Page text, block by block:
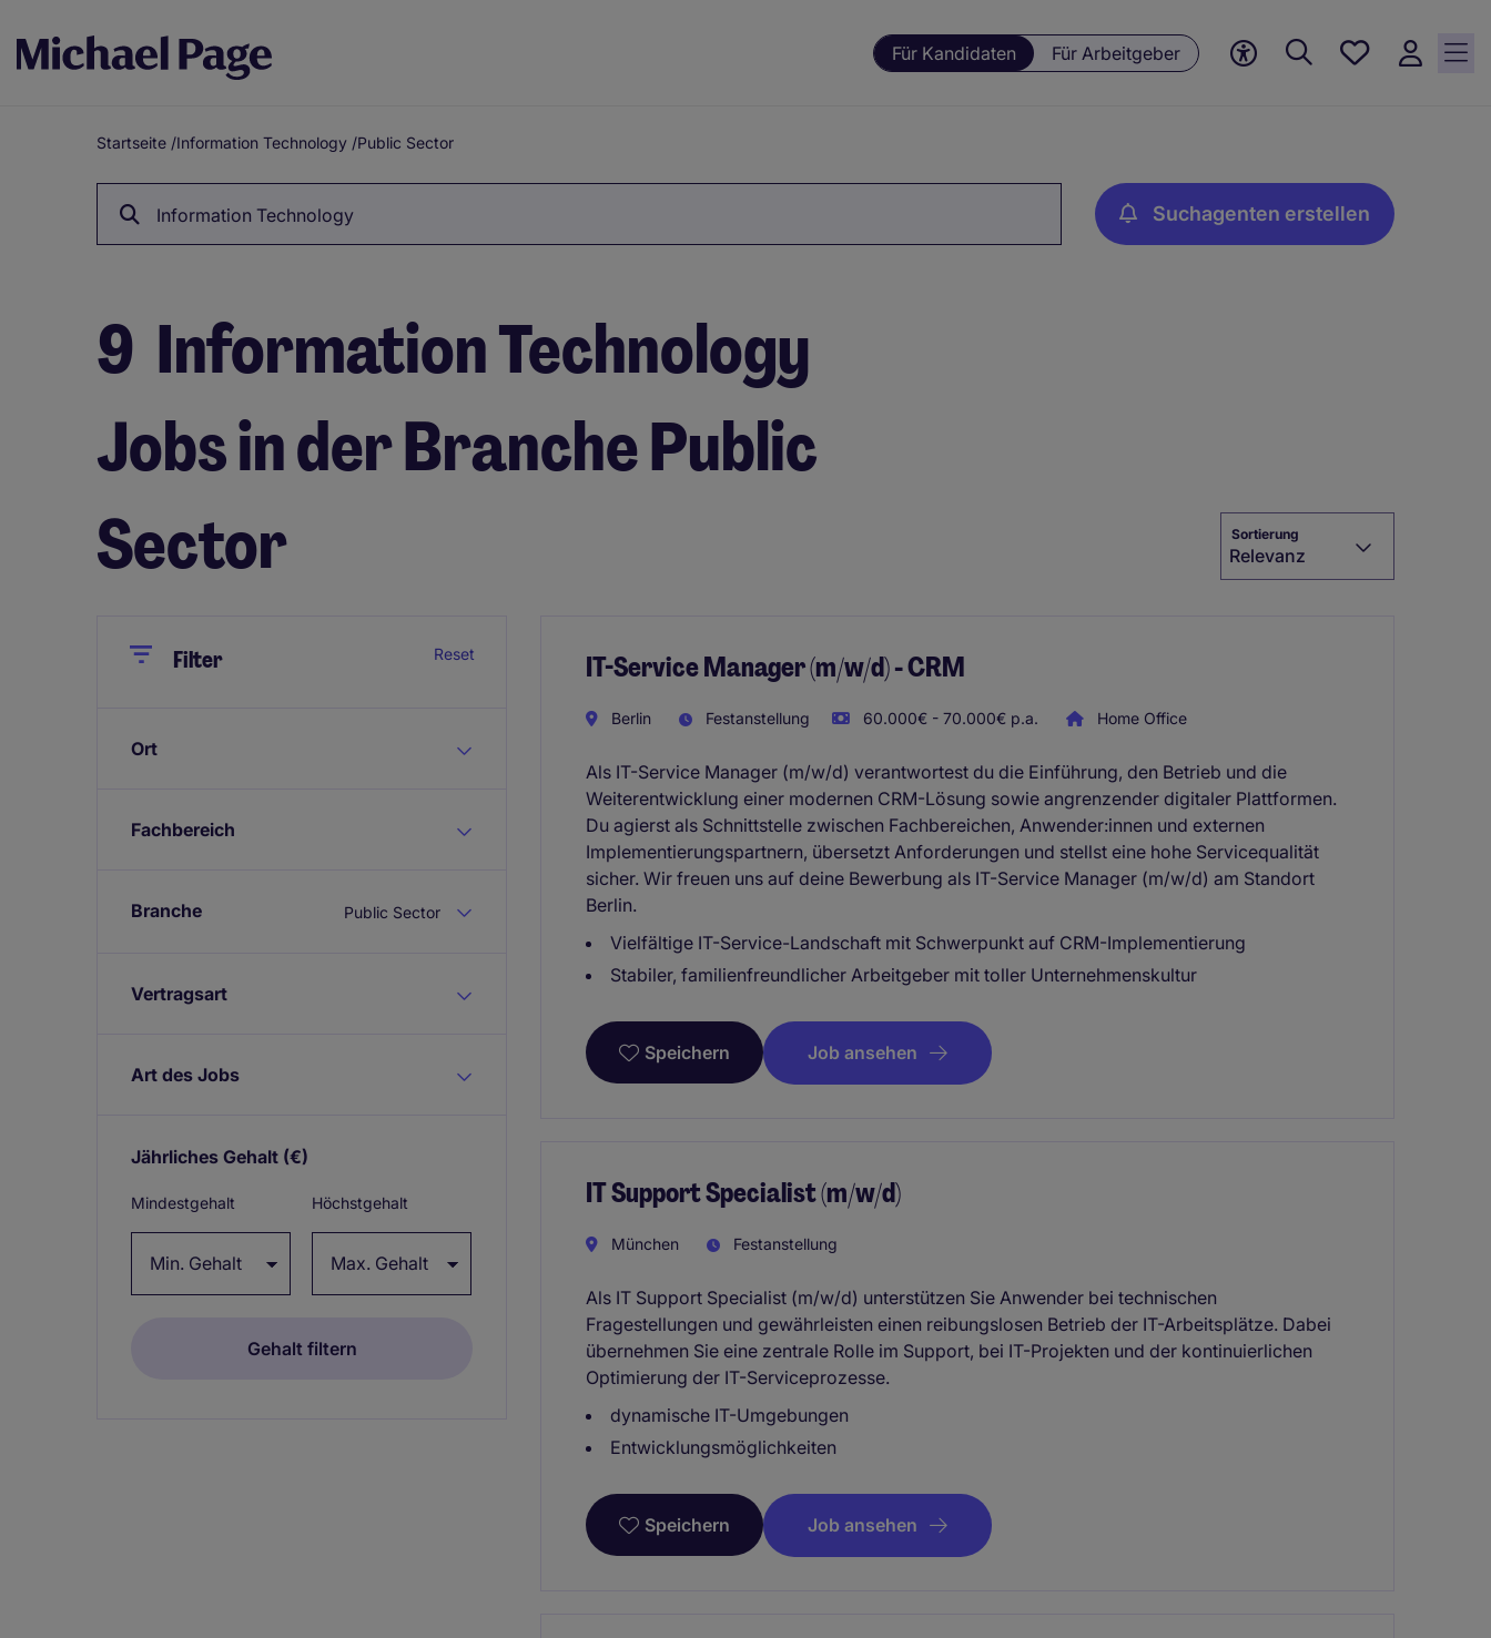
Für Kandidaten Für Arbeitgeber
Meine
Breadcrumb
Startseite /Information Technology /Public Sector
Information Technology Suchagenten erstellen
9 Information Technology
Jobs in der Branche Public
Sector
Sortierung
Relevanz
CloseFilter Reset
Ort
Fachbereich
Branche Public Sector
Vertragsart
Art des Jobs
Jährliches Gehalt (€)
Mindestgehalt Höchstgehalt
IT-Service Manager (m/w/d) - CRM
Berlin Festanstellung 60.000€ - 70.000€ p.a. Home Office
Als IT-Service Manager (m/w/d) verantwortest du die Einführung, den Betrieb und die
Weiterentwicklung einer modernen CRM-Lösung sowie angrenzender digitaler Plattformen.
Du agierst als Schnittstelle zwischen Fachbereichen, Anwender:innen und externen
Implementierungspartnern, übersetzt Anforderungen und stellst eine hohe Servicequalität
sicher. Wir freuen uns auf deine Bewerbung als IT-Service Manager (m/w/d) am Standort
Berlin.
Vielfältige IT-Service-Landschaft mit Schwerpunkt auf CRM-Implementierung
Stabiler, familienfreundlicher Arbeitgeber mit toller Unternehmenskultur
Speichern Job ansehen
IT Support Specialist (m/w/d)
München Festanstellung
Als IT Support Specialist (m/w/d) unterstützen Sie Anwender bei technischen
Fragestellungen und gewährleisten einen reibungslosen Betrieb der IT-Arbeitsplätze. Dabei
übernehmen Sie eine zentrale Rolle im Support, bei IT-Projekten und der kontinuierlichen
Optimierung der IT-Serviceprozesse.
dynamische IT-Umgebungen
Entwicklungsmöglichkeiten
Speichern Job ansehen